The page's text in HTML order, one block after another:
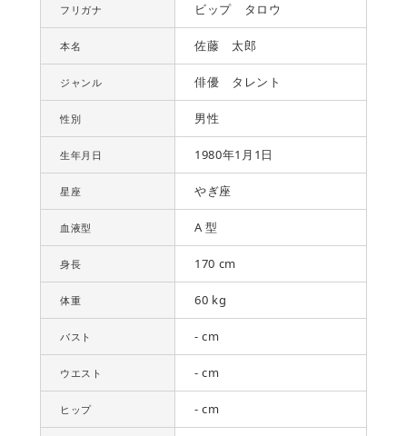
フリガナ ビップ タロウ
本名 佐藤 太郎
ジャンル 俳優 タレント
性別 男性
生年月日 1980年1月1日
星座 やぎ座
血液型 A 型
身長 170 cm
体重 60 kg
バスト - cm
ウエスト - cm
ヒップ - cm